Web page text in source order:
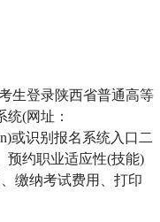
生登录陕西省普通高等
(网址：
或识别报名系统入口二
预约职业适应性(技能)
缴纳考试费用、打印